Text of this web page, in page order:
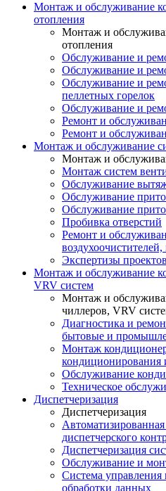
Монтаж и обслуживание
отопления
Монтаж и
отопления
Обслуживание и
Обслуживание и
Обслуживание и
пеллетных горелок
Обслуживание и
Ремонт и
Ремонт и
Монтаж и обслуживание
Монтаж и
Монтаж систем
Обслуживание
Обслуживание
Обслуживание
Пробивка отверстий
Ремонт и
Экспертизы проектов
Монтаж и обслуживание
VRV систем
Монтаж и
чиллеров, VRV
Диагностика и
бытовые и
Монтаж
кондиционирования
Обслуживание
Техническое
Диспетчеризация
Диспетчеризация
диспетчерского
Диспетчеризация
Обслуживание и
Система управления
обработки данных